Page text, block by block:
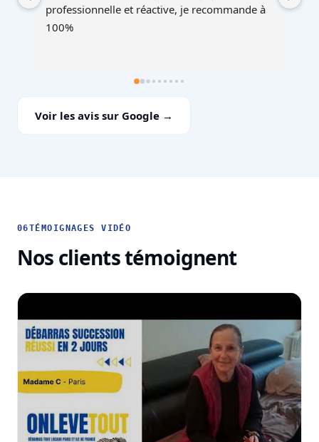
équipes professionnelles et soignéesJe
recommande !
Voir les avis sur Google →
06TÉMOIGNAGES VIDÉO
Nos clients témoignent